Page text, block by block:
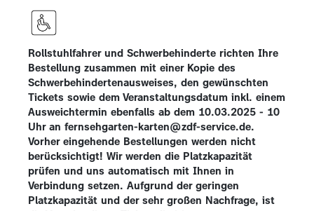
Rollstuhlfahrer und Schwerbehinderte richten Ihre
Bestellung zusammen mit einer Kopie des
Schwerbehindertenausweises, den gewünschten
Tickets sowie dem Veranstaltungsdatum inkl. einem
Ausweichtermin ebenfalls ab dem 10.03.2025 - 10
Uhr an fernsehgarten-karten@zdf-service.de.
Vorher eingehende Bestellungen werden nicht
berücksichtigt! Wir werden die Platzkapazität
prüfen und uns automatisch mit Ihnen in
Verbindung setzen. Aufgrund der geringen
Platzkapazität und der sehr großen Nachfrage, ist